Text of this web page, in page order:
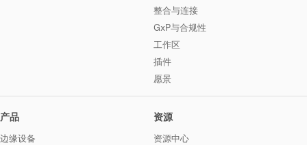
整合与连接
GxP与合规性
工作区
插件
愿景
产品
边缘设备
资源
资源中心